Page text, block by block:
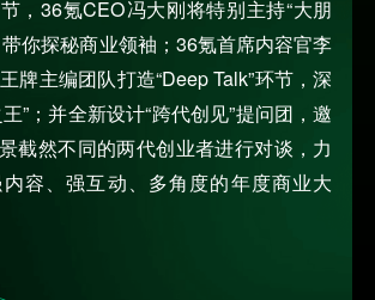
，36氪CEO冯大刚将特别主持“大朋
你探秘商业领袖；36氪首席内容官李
牌主编团队打造“Deep Talk”环节，深
”；并全新设计“跨代创见”提问团，邀
截然不同的两代创业者进行对谈，力
容、强互动、多角度的年度商业大